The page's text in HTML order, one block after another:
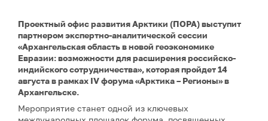
Проектный офис развития Арктики (ПОРА) выступит
партнером экспертно-аналитической сессии
«Архангельская область в новой геоэкономике
Евразии: возможности для расширения российско-
индийского сотрудничества», которая пройдет 14
августа в рамках IV форума «Арктика – Регионы» в
Архангельске.
Мероприятие станет одной из ключевых